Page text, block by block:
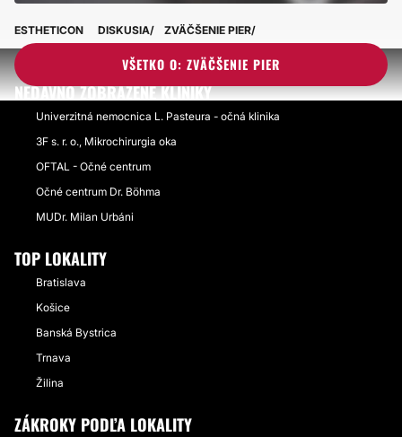
VŠETKO O: ZVÄČŠENIE PIER
ESTHETICON DISKUSIA ZVÄČŠENIE PIER
NEDÁVNO ZOBRAZENÉ KLINIKY
Univerzitná nemocnica L. Pasteura - očná klinika
3F s. r. o., Mikrochirurgia oka
OFTAL - Očné centrum
Očné centrum Dr. Böhma
MUDr. Milan Urbáni
TOP LOKALITY
Bratislava
Košice
Banská Bystrica
Trnava
Žilina
ZÁKROKY PODĽA LOKALITY